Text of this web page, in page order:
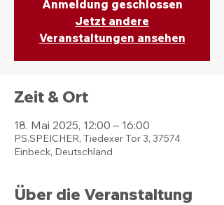
Anmeldung geschlossen
Jetzt andere
Veranstaltungen ansehen
Zeit & Ort
18. Mai 2025, 12:00 – 16:00
PS.SPEICHER, Tiedexer Tor 3, 37574
Einbeck, Deutschland
Über die Veranstaltung